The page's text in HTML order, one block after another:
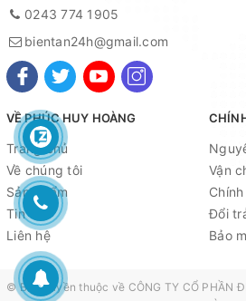
0243 774 1905
bientan24h@gmail.com
VỀ PHÚC HUY HOÀNG
Trang chủ
Về chúng tôi
Sản phẩm
Tin tức
Liên hệ
Vận
Đổi
Bảo
© Bản quyền thuộc về CÔNG TY CỔ PHẦN